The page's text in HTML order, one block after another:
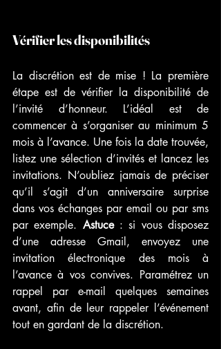
Vérifier les disponibilités
La discrétion est de mise ! La première
étape est de vérifier la disponibilité de
l’invité d’honneur. L’idéal est de
commencer à s’organiser au minimum 5
mois à l’avance. Une fois la date trouvée,
listez une sélection d’invités et lancez les
invitations. N’oubliez jamais de préciser
qu’il s’agit d’un anniversaire surprise
dans vos échanges par email ou par sms
par exemple. Astuce : si vous disposez
d’une adresse Gmail, envoyez une
invitation électronique des mois à
l’avance à vos convives. Paramétrez un
rappel par e-mail quelques semaines
avant, afin de leur rappeler l’événement
tout en gardant de la discrétion.